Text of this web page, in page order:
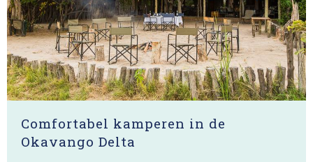
Comfortabel kamperen in de
Okavango Delta